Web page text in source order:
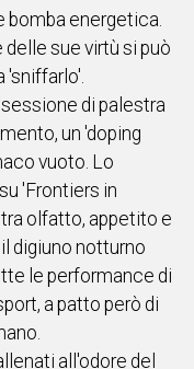
bomba energetica.
sue virtù si può
'sniffarlo'.
di palestra
un 'doping
vuoto. Lo
'Frontiers in
olfatto, appetito e
digiuno notturno
le performance di
a patto però di
all'odore del